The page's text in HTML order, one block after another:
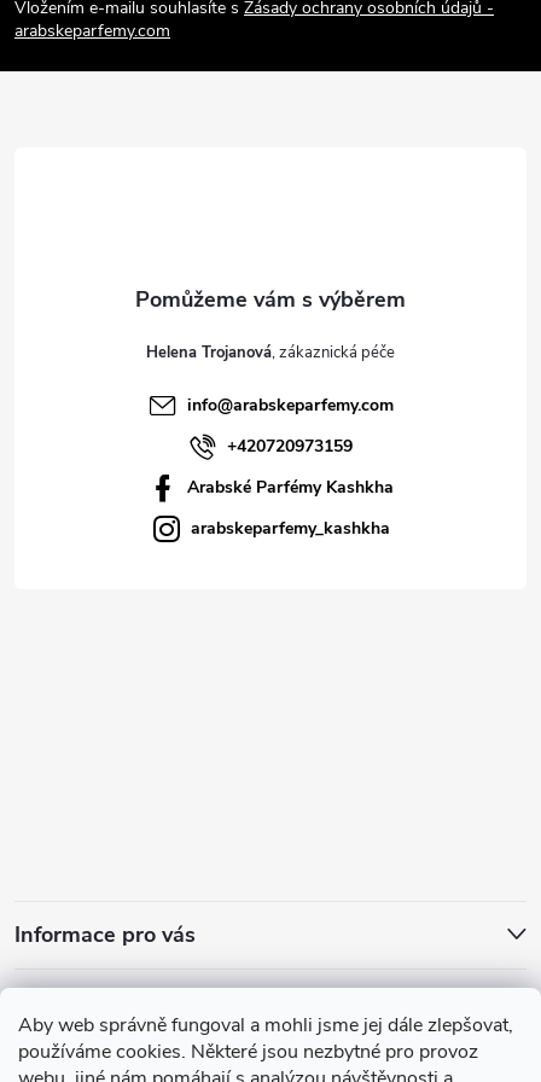
Aby web správně fungoval a mohli jsme jej dále zlepšovat,
používáme cookies. Některé jsou nezbytné pro provoz
a
Vložením e-mailu souhlasíte s Zásady ochrany osobních údajů -
arabskeparfemy.com
Helena Trojanová
info@arabskeparfemy.com
+420720973159
Arabské Parfémy Kashkha
arabskeparfemy_kashkha
Informace pro vás